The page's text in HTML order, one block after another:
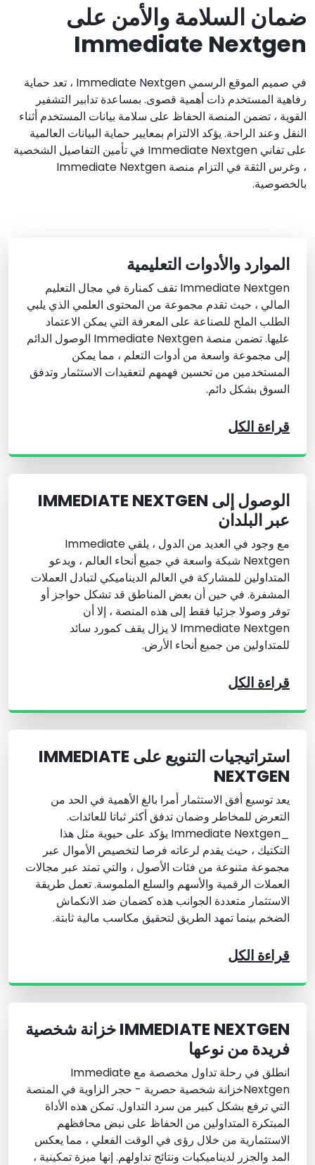
ضمان السلامة والأمن على
Immediate Nextgen
في صميم الموقع الرسمي Immediate Nextgen ، تعد حماية
رفاهية المستخدم ذات أهمية قصوى. بمساعدة تدابير التشفير
القوية ، تضمن المنصة الحفاظ على سلامة بيانات المستخدم أثناء
النقل وعند الراحة. يؤكد الالتزام بمعايير حماية البيانات العالمية
على تفاني Immediate Nextgen في تأمين التفاصيل الشخصية
، وغرس الثقة في التزام منصة Immediate Nextgen
بالخصوصية.
الموارد والأدوات التعليمية
Immediate Nextgen تقف كمنارة في مجال التعليم
المالي ، حيث تقدم مجموعة من المحتوى العلمي الذي يلبي
الطلب الملح للصناعة على المعرفة التي يمكن الاعتماد
عليها. تضمن منصة Immediate Nextgen الوصول الدائم
إلى مجموعة واسعة من أدوات التعلم ، مما يمكن
المستخدمين من تحسين فهمهم لتعقيدات الاستثمار وتدفق
السوق بشكل دائم.
قراءة الكل
الوصول إلى IMMEDIATE NEXTGEN
عبر البلدان
مع وجود في العديد من الدول ، يلقي Immediate
Nextgen شبكة واسعة في جميع أنحاء العالم ، ويدعو
المتداولين للمشاركة في العالم الديناميكي لتبادل العملات
المشفرة. في حين أن بعض المناطق قد تشكل حواجز أو
توفر وصولا جزئيا فقط إلى هذه المنصة ، إلا أن
Immediate Nextgen لا يزال يقف كمورد سائد
للمتداولين من جميع أنحاء الأرض.
قراءة الكل
استراتيجيات التنويع على IMMEDIATE
NEXTGEN
يعد توسيع أفق الاستثمار أمرا بالغ الأهمية في الحد من
التعرض للمخاطر وضمان تدفق أكثر ثباتا للعائدات.
_Immediate Nextgen يؤكد على حيوية مثل هذا
التكتيك ، حيث يقدم لرعاته فرصا لتخصيص الأموال عبر
مجموعة متنوعة من فئات الأصول ، والتي تمتد عبر مجالات
العملات الرقمية والأسهم والسلع الملموسة. تعمل طريقة
الاستثمار متعددة الجوانب هذه كضمان ضد الانكماش
الضخم بينما تمهد الطريق لتحقيق مكاسب مالية ثابتة.
قراءة الكل
IMMEDIATE NEXTGEN خزانة شخصية
فريدة من نوعها
انطلق في رحلة تداول مخصصة مع Immediate
Nextgenخزانة شخصية حصرية - حجر الزاوية في المنصة
التي ترفع بشكل كبير من سرد التداول. تمكن هذه الأداة
المبتكرة المتداولين من الحفاظ على نبض محافظهم
الاستثمارية من خلال رؤى في الوقت الفعلي ، مما يعكس
المد والجزر لديناميكيات ونتائج تداولهم. إنها ميزة تمكينية ،